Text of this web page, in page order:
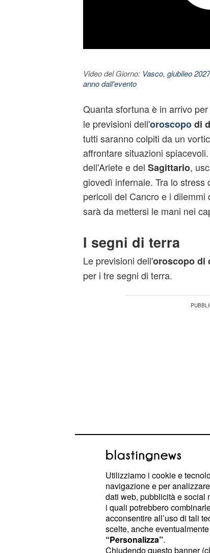
Video del Giorno: Vasco, giubileo
anno dall'evento
Quanta sfortuna è in arrivo per
le previsioni dell'oroscopodi
tutti saranno colpiti da un
affrontare situazioni
dell'Ariete e del Sagittario,
giovedì infernale. Tra lo stress
pericoli del Cancro e i dilemmi
sarà da mettersi le mani nei
I segni di terra
Le previsioni dell'oroscopo di
per i tre segni di terra.
Toro, infatti, avrà bisogno di
pazienza in ogni aspetto
modo ponderato sulle
per laVergine: il partner
merita davvero?Decidete
Utilizziamo i cookie e
navigazione e per
dati web, pubblicità e social
i quali potrebbero
acconsentire all’uso di tali
scelte, anche
“Personalizza”.
Chiudendo questo banner